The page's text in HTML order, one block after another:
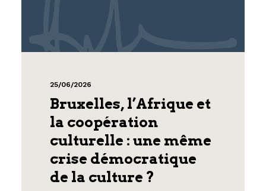
25/06/2026
Bruxelles, l’Afrique et
la coopération
culturelle : une même
crise démocratique
de la culture ?